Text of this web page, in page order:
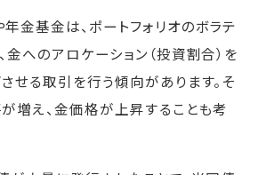
金基金は、ポートフォリオのボラテ
金へのアロケーション（投資割合）を
せる取引を行う傾向があります。そ
増え、金価格が上昇することも考